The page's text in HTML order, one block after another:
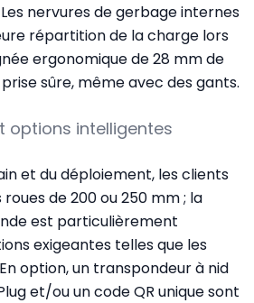
nervures de gerbage internes
répartition de la charge lors
ergonomique de 28 mm de
sûre, même avec des gants.
options intelligentes
et du déploiement, les clients
de 200 ou 250 mm ; la
est particulièrement
exigeantes telles que les
option, un transpondeur à nid
et/ou un code QR unique sont